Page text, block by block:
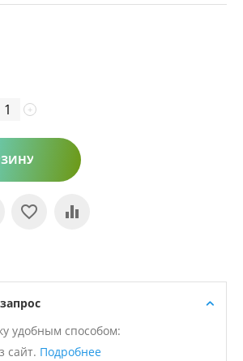
+
удобным способом:
сайт. Подробнее